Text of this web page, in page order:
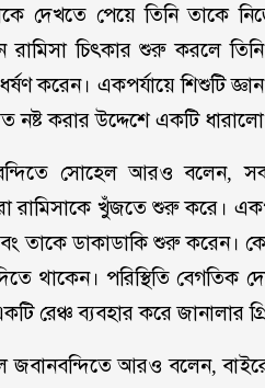
দেখতে পেয়ে তিনি তাকে
রামিসা চিৎকার শুরু করলে
করেন। একপর্যায়ে শিশুটি
নষ্ট করার উদ্দেশে একটি ধারালো
সোহেল আরও বলেন,
রামিসাকে খুঁজতে শুরু করে।
তাকে ডাকাডাকি শুরু করেন।
থাকেন। পরিস্থিতি বেগতিক
রেঞ্চ ব্যবহার করে জানালার
জবানবন্দিতে আরও বলেন,